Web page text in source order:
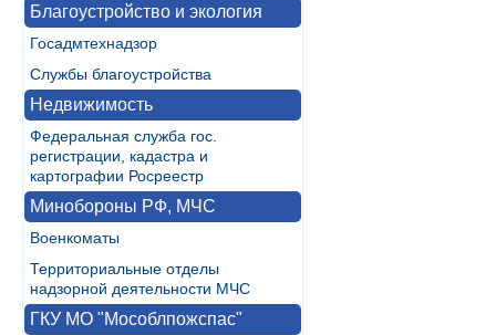
Благоустройство и экология
Госадмтехнадзор
Службы благоустройства
Недвижимость
Федеральная служба гос.
регистрации, кадастра и
картографии Росреестр
Минобороны РФ, МЧС
Военкоматы
Территориальные отделы
надзорной деятельности МЧС
ГКУ МО "Мособлпожспас"